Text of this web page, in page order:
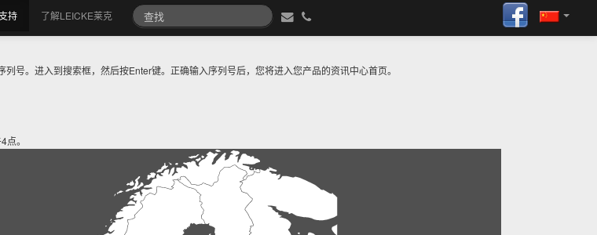
持 了解LEICKE莱克
号。进入到搜索框，然后按Enter键。正确输入序列号后，您将进入您产品的资讯中心首页。
。